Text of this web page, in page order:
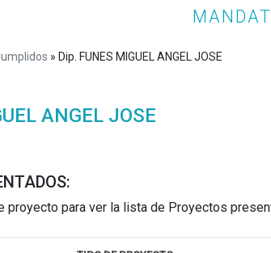
» Dip. FUNES MIGUEL ANGEL JOSE
ANGEL JOSE
proyecto para ver la lista de Proyectos